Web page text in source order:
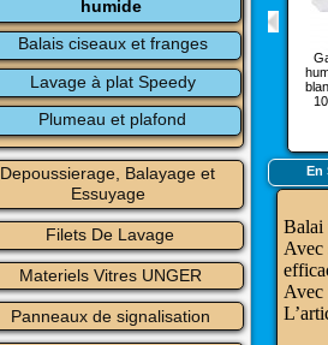
humide
Balais ciseaux et franges
Lavage à plat Speedy
Plumeau et plafond
Depoussierage, Balayage et
Essuyage
Filets De Lavage
Materiels Vitres UNGER
Panneaux de signalisation
En
Balai
Avec
Avec